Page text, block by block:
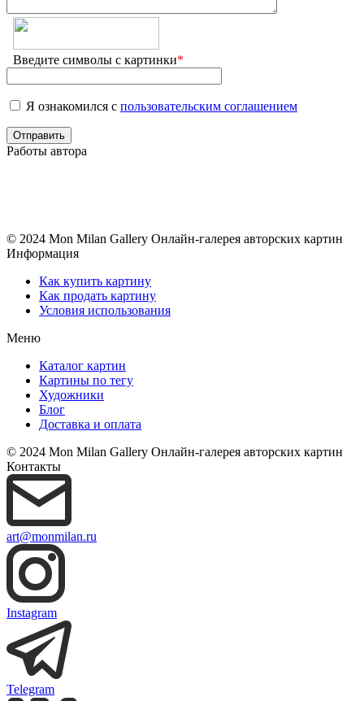
Введите символы с картинки*
Я ознакомился с пользовательским соглашением
Работы автора
© 2024 Mon Milan Gallery Онлайн-галерея авторских картин
Информация
Как купить картину
Как продать картину
Условия использования
Меню
Каталог картин
Картины по тегу
Художники
Блог
Доставка и оплата
© 2024 Mon Milan Gallery Онлайн-галерея авторских картин
Контакты
art@monmilan.ru
Instagram
Telegram